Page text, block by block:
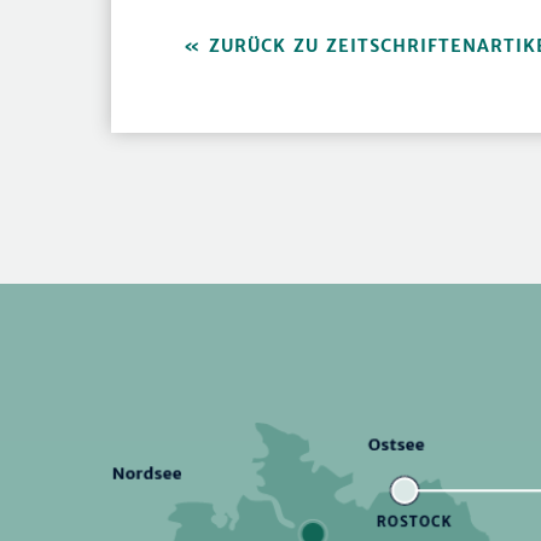
ZURÜCK ZU